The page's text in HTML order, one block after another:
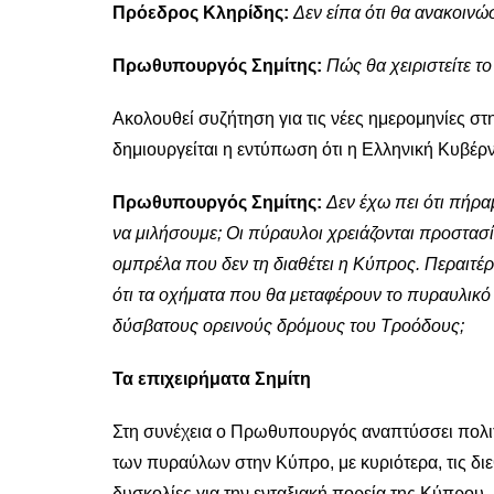
Πρόεδρος Κληρίδης: Δεν είπα ότι θα
Πρωθυπουργός Σημίτης: Πώς θα χειριστείτε
Ακολουθεί συζήτηση για τις νέες ημερομηνίες
δημιουργείται η εντύπωση ότι η Ελληνική
Πρωθυπουργός Σημίτης: Δεν έχω πει ότι
να μιλήσουμε; Οι πύραυλοι χρειάζονται
ομπρέλα που δεν τη διαθέτει η Κύπρος.
ότι τα οχήματα που θα μεταφέρουν το
δύσβατους ορεινούς δρόμους του Τροόδους;
Τα επιχειρήματα Σημίτη
Στη συνέχεια ο Πρωθυπουργός αναπτύσσει
των πυραύλων στην Κύπρο, με κυριότερα, τις